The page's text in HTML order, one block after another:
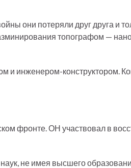
они потеряли друг друга и
топографом —
и инженером-конструктором.
фронте. ОН участвовал в
не имея высшего